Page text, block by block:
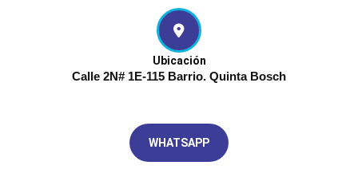
Ubicación
Calle 2N# 1E-115 Barrio. Quinta Bosch
WHATSAPP